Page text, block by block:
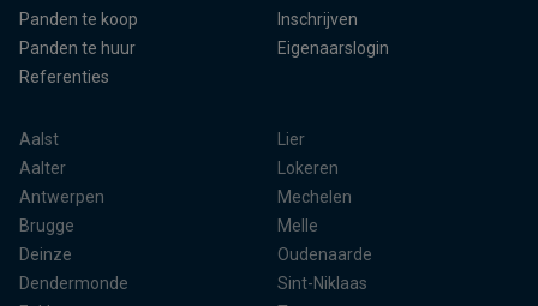
Panden te koop
Panden te huur
Referenties
Inschrijven
Eigenaarslogin
Aalst
Aalter
Antwerpen
Brugge
Deinze
Dendermonde
Lier
Lokeren
Mechelen
Melle
Oudenaarde
Sint-Niklaas